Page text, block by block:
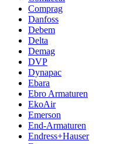
Comprag
Danfoss
Debem
Delta
Demag
DVP
Dynapac
Ebara
Ebro Armaturen
EkoAir
Emerson
End-Armaturen
Endress+Hauser